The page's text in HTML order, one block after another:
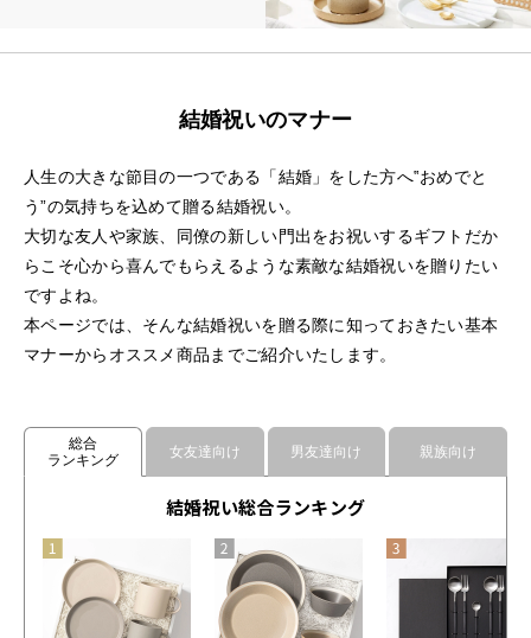
結婚祝いのマナー
人生の大きな節目の一つである「結婚」をした方へ‟おめでと
う”の気持ちを込めて贈る結婚祝い。
大切な友人や家族、同僚の新しい門出をお祝いするギフトだか
らこそ心から喜んでもらえるような素敵な結婚祝いを贈りたい
ですよね。
本ページでは、そんな結婚祝いを贈る際に知っておきたい基本
マナーからオススメ商品までご紹介いたします。
総合
ランキング
女友達向け 男友達向け 親族向け
結婚祝い総合ランキング